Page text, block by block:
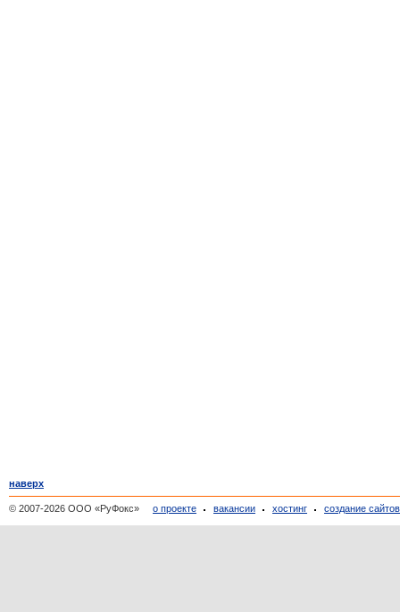
наверх
© 2007-2026 ООО «РуФокс» о проекте вакансии хостинг создание сайтов